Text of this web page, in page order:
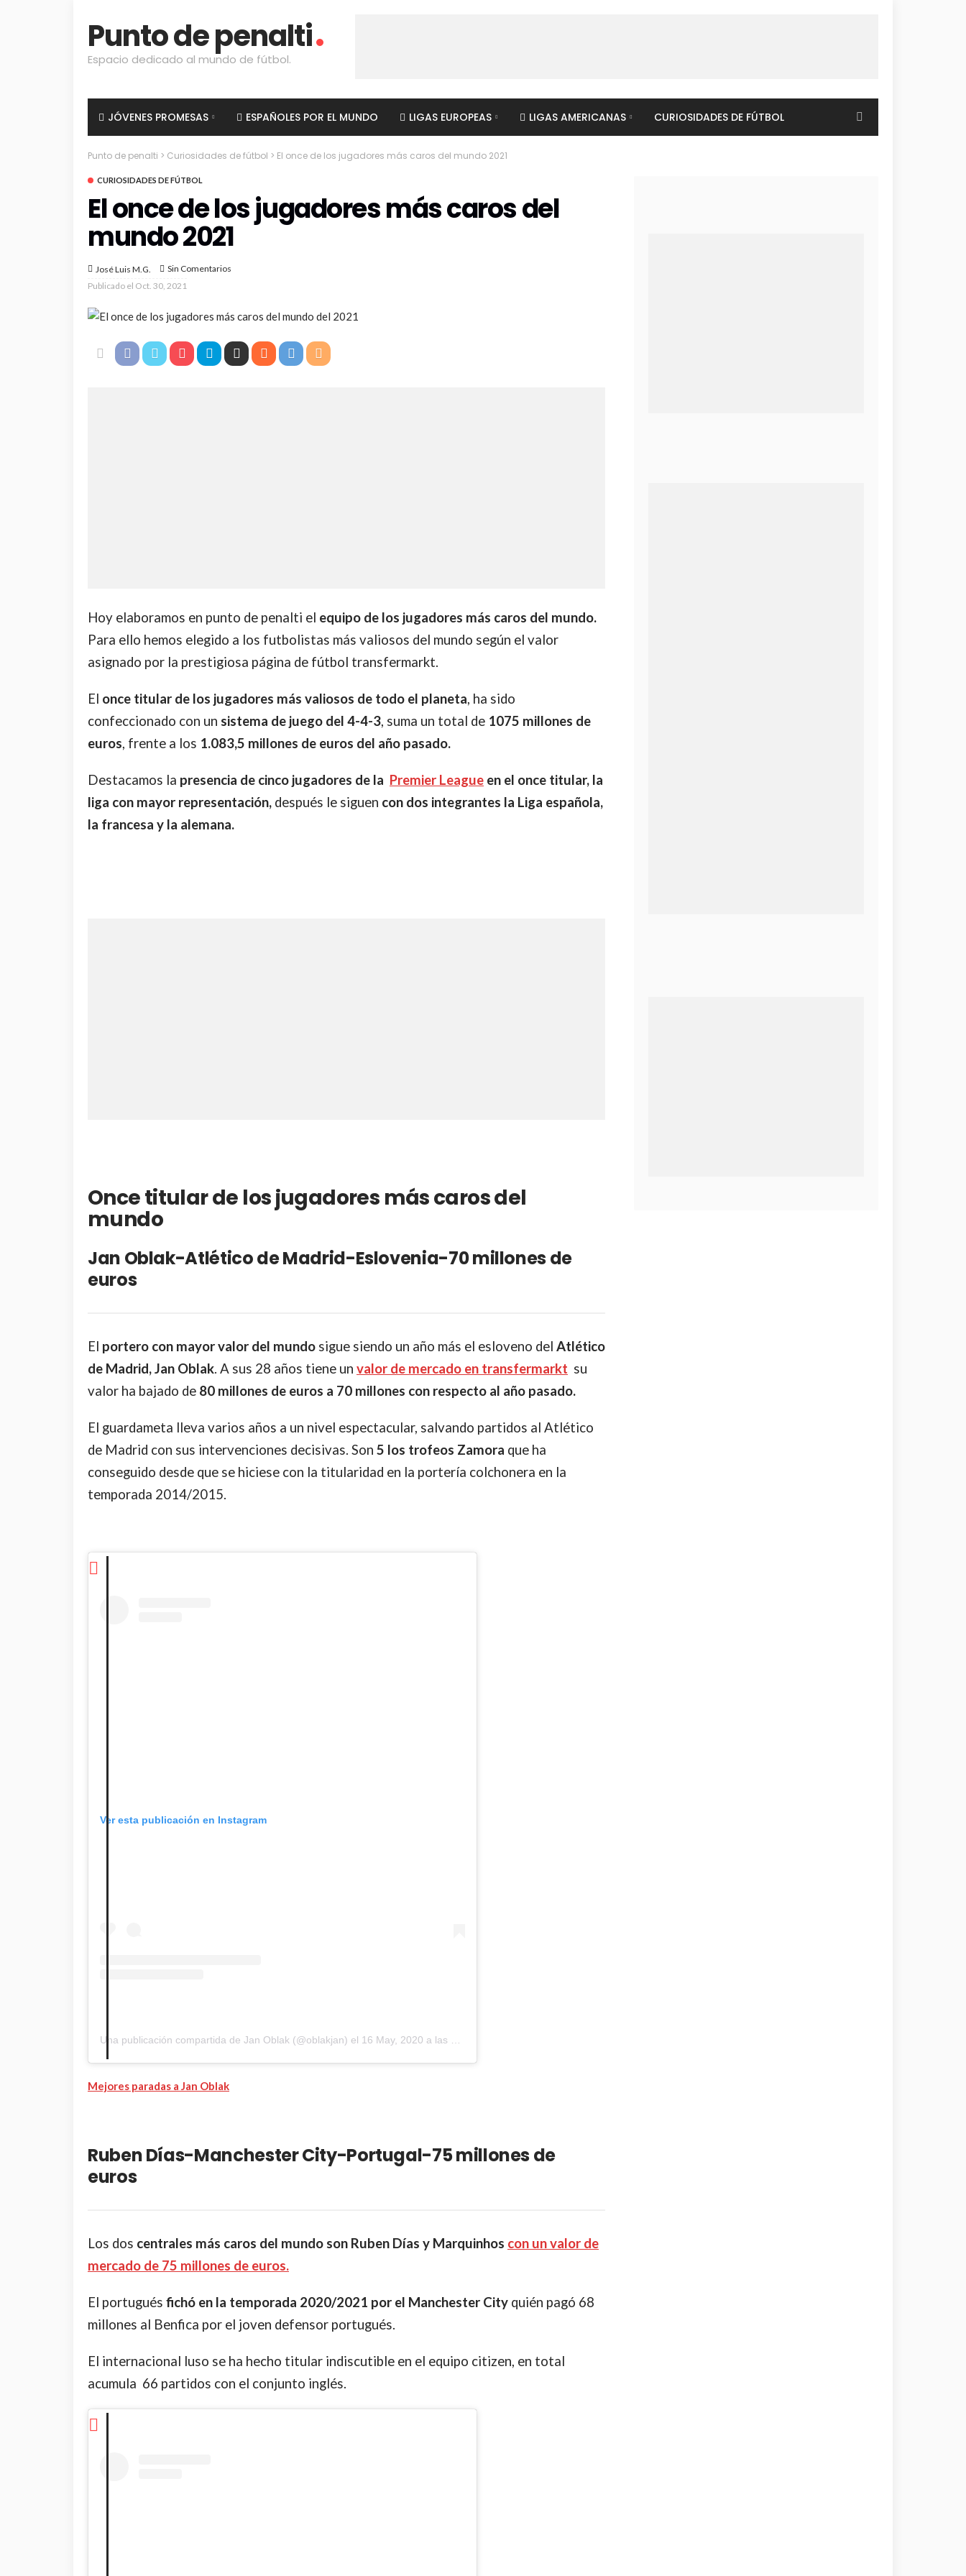
Punto de penalti
Espacio dedicado al mundo de fútbol.
JÓVENES PROMESAS ESPAÑOLES POR EL MUNDO LIGAS EUROPEAS LIGAS AMERICANAS CURIOSIDADES DE FÚTBOL
Punto de penalti > Curiosidades de fútbol > El once de los jugadores más caros del mundo 2021
CURIOSIDADES DE FÚTBOL
El once de los jugadores más caros del
mundo 2021
José Luis M.G.
Sin Comentarios
Publicado el Oct. 30, 2021
Hoy elaboramos en punto de penalti el equipo de los jugadores más caros del mundo.
Para ello hemos elegido a los futbolistas más valiosos del mundo según el valor
asignado por la prestigiosa página de fútbol transfermarkt.
El once titular de los jugadores más valiosos de todo el planeta, ha sido
confeccionado con un sistema de juego del 4-4-3, suma un total de 1075 millones de
euros, frente a los 1.083,5 millones de euros del año pasado.
Destacamos la presencia de cinco jugadores de la Premier League en el once titular, la
liga con mayor representación, después le siguen con dos integrantes la Liga española,
la francesa y la alemana.
Once titular de los jugadores más caros del
mundo
Jan Oblak-Atlético de Madrid-Eslovenia-70 millones de
euros
El portero con mayor valor del mundo sigue siendo un año más el esloveno del Atlético
de Madrid, Jan Oblak. A sus 28 años tiene un valor de mercado en transfermarkt su
valor ha bajado de 80 millones de euros a 70 millones con respecto al año pasado.
El guardameta lleva varios años a un nivel espectacular, salvando partidos al Atlético
de Madrid con sus intervenciones decisivas. Son 5 los trofeos Zamora que ha
conseguido desde que se hiciese con la titularidad en la portería colchonera en la
temporada 2014/2015.
Ver esta publicación en Instagram
Una publicación compartida de Jan Oblak (@oblakjan) el 16 May, 2020 a las 12:33 PDT
Mejores paradas a Jan Oblak
Ruben Días-Manchester City-Portugal-75 millones de
euros
Los dos centrales más caros del mundo son Ruben Días y Marquinhos con un valor de
mercado de 75 millones de euros.
El portugués fichó en la temporada 2020/2021 por el Manchester City quién pagó 68
millones al Benfica por el joven defensor portugués.
El internacional luso se ha hecho titular indiscutible en el equipo citizen, en total
acumula 66 partidos con el conjunto inglés.